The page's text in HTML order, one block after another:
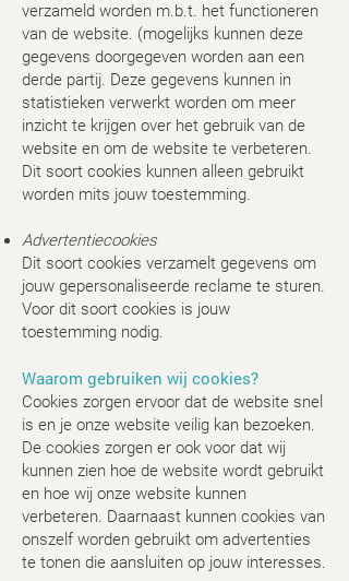
verzameld worden m.b.t. het functioneren
van de website. (mogelijks kunnen deze
gegevens doorgegeven worden aan een
derde partij. Deze gegevens kunnen in
statistieken verwerkt worden om meer
inzicht te krijgen over het gebruik van de
website en om de website te verbeteren.
Dit soort cookies kunnen alleen gebruikt
worden mits jouw toestemming.
Advertentiecookies
Dit soort cookies verzamelt gegevens om
jouw gepersonaliseerde reclame te sturen.
Voor dit soort cookies is jouw
toestemming nodig.
Waarom gebruiken wij cookies?
Cookies zorgen ervoor dat de website snel
is en je onze website veilig kan bezoeken.
De cookies zorgen er ook voor dat wij
kunnen zien hoe de website wordt gebruikt
en hoe wij onze website kunnen
verbeteren. Daarnaast kunnen cookies van
onszelf worden gebruikt om advertenties
te tonen die aansluiten op jouw interesses.